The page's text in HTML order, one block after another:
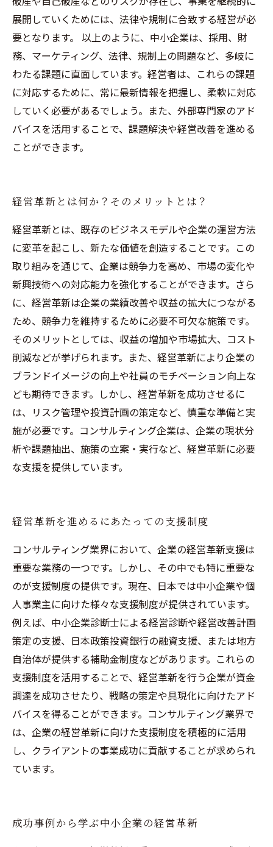
展開していくためには、法律や規制に合致する経営が必
要となります。 以上のように、中小企業は、採用、財
務、マーケティング、法律、規制上の問題など、多岐に
わたる課題に直面しています。経営者は、これらの課題
に対応するために、常に最新情報を把握し、柔軟に対応
していく必要があるでしょう。また、外部専門家のアド
バイスを活用することで、課題解決や経営改善を進める
ことができます。
経営革新とは何か？そのメリットとは？
経営革新とは、既存のビジネスモデルや企業の運営方法
に変革を起こし、新たな価値を創造することです。この
取り組みを通じて、企業は競争力を高め、市場の変化や
新興技術への対応能力を強化することができます。さら
に、経営革新は企業の業績改善や収益の拡大につながる
ため、競争力を維持するために必要不可欠な施策です。
そのメリットとしては、収益の増加や市場拡大、コスト
削減などが挙げられます。また、経営革新により企業の
ブランドイメージの向上や社員のモチベーション向上な
ども期待できます。しかし、経営革新を成功させるに
は、リスク管理や投資計画の策定など、慎重な準備と実
施が必要です。コンサルティング企業は、企業の現状分
析や課題抽出、施策の立案・実行など、経営革新に必要
な支援を提供しています。
経営革新を進めるにあたっての支援制度
コンサルティング業界において、企業の経営革新支援は
重要な業務の一つです。しかし、その中でも特に重要な
のが支援制度の提供です。現在、日本では中小企業や個
人事業主に向けた様々な支援制度が提供されています。
例えば、中小企業診断士による経営診断や経営改善計画
策定の支援、日本政策投資銀行の融資支援、または地方
自治体が提供する補助金制度などがあります。これらの
支援制度を活用することで、経営革新を行う企業が資金
調達を成功させたり、戦略の策定や具現化に向けたアド
バイスを得ることができます。コンサルティング業界で
は、企業の経営革新に向けた支援制度を積極的に活用
し、クライアントの事業成功に貢献することが求められ
ています。
成功事例から学ぶ中小企業の経営革新